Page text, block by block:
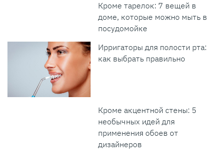
Кроме тарелок: 7 вещей в
доме, которые можно мыть в
посудомойке
Ирригаторы для полости рта:
как выбрать правильно
Кроме акцентной стены: 5
необычных идей для
применения обоев от
дизайнеров